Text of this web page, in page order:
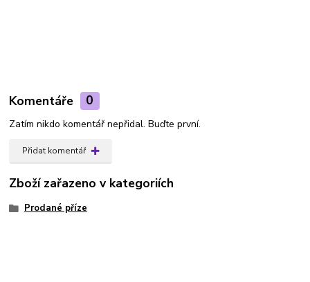
Komentáře 0
Zatím nikdo komentář nepřidal. Buďte první.
Přidat komentář
Zboží zařazeno v kategoriích
Prodané příze